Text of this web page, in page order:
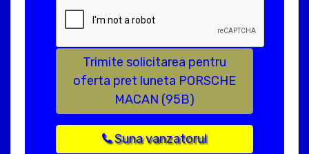
Trimite solicitarea pentru
oferta pret luneta PORSCHE
MACAN (95B)
Suna vanzatorul